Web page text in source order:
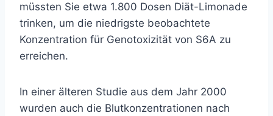
müssten Sie etwa 1.800 Dosen Diät-Limonade
trinken, um die niedrigste beobachtete
Konzentration für Genotoxizität von S6A zu
erreichen.
In einer älteren Studie aus dem Jahr 2000
wurden auch die Blutkonzentrationen nach